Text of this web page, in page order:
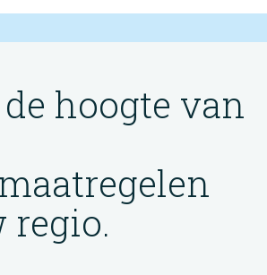
hoogte van
regio.